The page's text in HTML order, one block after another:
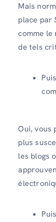
Mais
place par
comme le
de tels
Oui, vous
plus
les blogs